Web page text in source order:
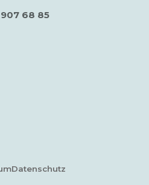
907 68 85
Datenschutz